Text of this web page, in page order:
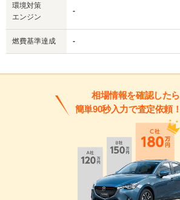
環境対策
エンジン
-
燃費基準達成 -
相場情報を確認したら
簡単90秒入力で査定依頼！